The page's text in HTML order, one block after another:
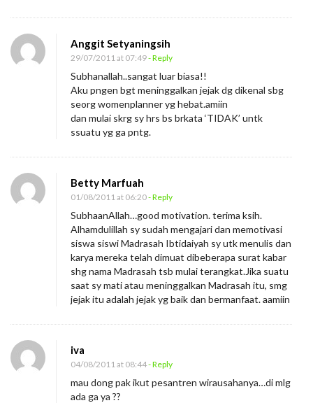
Anggit Setyaningsih
29/07/2011 at 07:49- Reply
Subhanallah..sangat luar biasa!!
Aku pngen bgt meninggalkan jejak dg dikenal sbg
seorg womenplanner yg hebat.amiin
dan mulai skrg sy hrs bs brkata ‘TIDAK’ untk
ssuatu yg ga pntg.
Betty Marfuah
01/08/2011 at 06:20- Reply
SubhaanAllah…good motivation. terima ksih.
Alhamdulillah sy sudah mengajari dan memotivasi
siswa siswi Madrasah Ibtidaiyah sy utk menulis dan
karya mereka telah dimuat dibeberapa surat kabar
shg nama Madrasah tsb mulai terangkat.Jika suatu
saat sy mati atau meninggalkan Madrasah itu, smg
jejak itu adalah jejak yg baik dan bermanfaat. aamiin
iva
04/08/2011 at 08:44- Reply
mau dong pak ikut pesantren wirausahanya…di mlg
ada ga ya ??